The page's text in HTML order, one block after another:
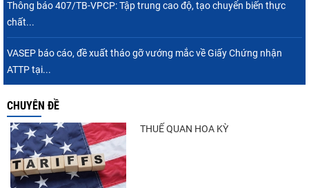
Thông báo 407/TB-VPCP: Tập trung cao độ, tạo chuyển biến thực
chất...
VASEP báo cáo, đề xuất tháo gỡ vướng mắc về Giấy Chứng nhận
ATTP tại...
CHUYÊN ĐỀ
THUẾ QUAN HOA KỲ